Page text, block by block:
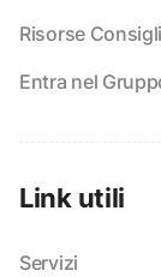
Risorse
Entra nel
Link utili
Servizi